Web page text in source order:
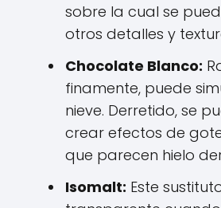
sobre la cual se
otros detalles y
Chocolate Blanco:
finamente, puede
nieve. Derretido, se
crear efectos de
que parecen hielo
Isomalt: Este